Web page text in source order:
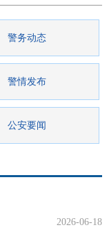
警务动态
警情发布
公安要闻
2026-06-18